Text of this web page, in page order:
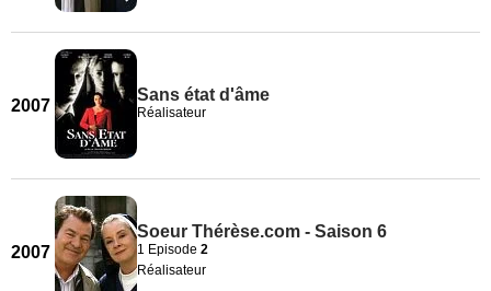
2007
Sans état d'âme
Réalisateur
2007
Soeur Thérèse.com - Saison 6
1 Episode 2
Réalisateur